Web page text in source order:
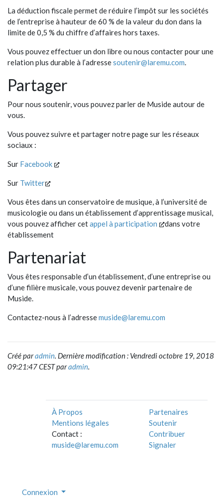
La déduction fiscale permet de réduire l’impôt sur les sociétés
de l’entreprise à hauteur de 60 % de la valeur du don dans la
limite de 0,5 % du chiffre d’affaires hors taxes.
Vous pouvez effectuer un don libre ou nous contacter pour une
relation plus durable à l’adressesoutenir@laremu.com
Partager
Pour nous soutenir, vous pouvez parler de Muside autour de
vous.
Vous pouvez suivre et partager notre page sur les réseaux
sociaux :
Sur Facebook
Sur Twitter
Vous êtes dans un conservatoire de musique, à l’université de
musicologie ou dans un établissement d’apprentissage musical,
vous pouvez afficher cetappel à participation
dans votre
établissement
Partenariat
Vous êtes responsable d’un établissement, d’une entreprise ou
d’une filière musicale, vous pouvez devenir partenaire de
Muside.
Contactez-nous à l’adressemuside@laremu.com
Créé paradmin . Dernière modification : Vendredi octobre 19, 2018
09:21:47 CEST paradmin
À Propos
Mentions légales
Contact :
muside@laremu.com
Partenaires
Soutenir
Contribuer
Signaler
Connexion